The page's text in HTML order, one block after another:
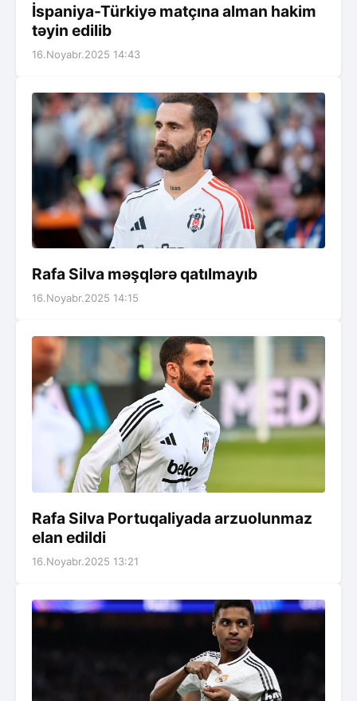
İspaniya-Türkiyə matçına alman hakim
təyin edilib
16.Noyabr.2025 14:43
Rafa Silva məşqlərə qatılmayıb
16.Noyabr.2025 14:15
Rafa Silva Portuqaliyada arzuolunmaz
elan edildi
16.Noyabr.2025 13:21